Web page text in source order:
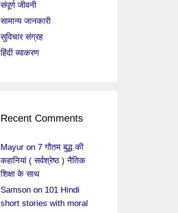
संपूर्ण जीवनी
सामान्य जानकारी
सुविचार संग्रह
हिंदी व्याकरण
Recent Comments
Mayur on 7 गौतम बुद्ध की
कहानियां ( सर्वश्रेष्ठ ) नैतिक
शिक्षा के साथ
Samson on 101 Hindi
short stories with moral